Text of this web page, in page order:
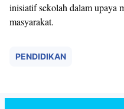
inisiatif sekolah dalam upaya
masyarakat.
PENDIDIKAN